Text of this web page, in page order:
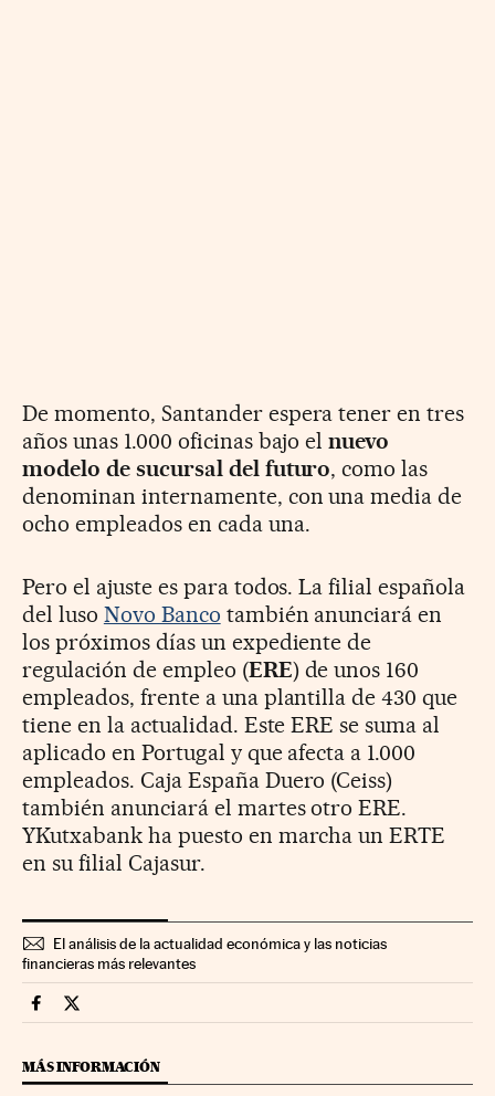
De momento, Santander espera tener en tres
años unas 1.000 oficinas bajo elnuevo
modelo de sucursal del futuro, como las
denominan internamente, con una media de
ocho empleados en cada una.
Pero el ajuste es para todos. La filial española
del luso Novo Banco también anunciará en
los próximos días un expediente de
regulación de empleo (ERE) de unos 160
empleados, frente a una plantilla de 430 que
tiene en la actualidad. Este ERE se suma al
aplicado en Portugal y que afecta a 1.000
empleados. Caja España Duero (Ceiss)
también anunciará el martes otro ERE.
YKutxabank ha puesto en marcha un ERTE
en su filial Cajasur.
El análisis de la actualidad económica y las noticias
financieras más relevantes
Mercados Financieros Cinco Días en Facebook
Mercados Financieros Cinco Días en Twitter
MÁS INFORMACIÓN